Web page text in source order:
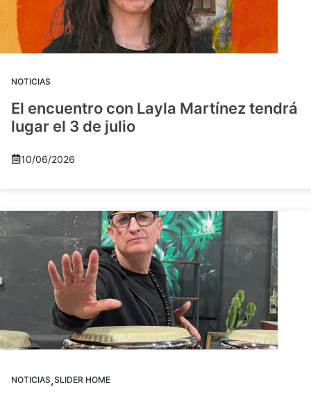
NOTICIAS
El encuentro con Layla Martínez tendrá
lugar el 3 de julio
10/06/2026
NOTICIAS,SLIDER HOME